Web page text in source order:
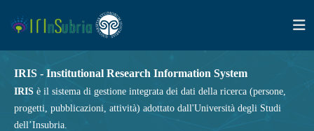
IRIS - Institutional Research Information System
IRIS è il sistema di gestione integrata dei dati della ricerca (persone,
progetti, pubblicazioni, attività) adottato dall'Università degli Studi
dell’Insubria.